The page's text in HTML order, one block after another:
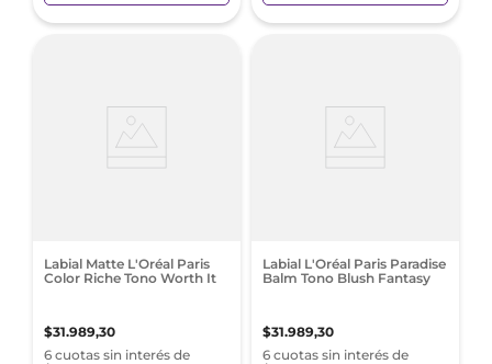
Labial Matte L'Oréal Paris
Color Riche Tono Worth It
$31.989,30
6 cuotas sin interés de
Labial L'Oréal Paris Paradise
Balm Tono Blush Fantasy
$31.989,30
6 cuotas sin interés de